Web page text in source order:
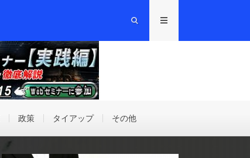
政策 タイアップ その他